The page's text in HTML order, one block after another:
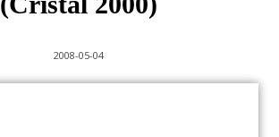
2008-05-04